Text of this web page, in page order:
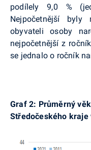
podílely 9,0 %
Nejpočetnější
obyvateli osoby
nejpočetnější z
se jednalo o ročník
Graf 2: Průměrný
Středočeského kraje